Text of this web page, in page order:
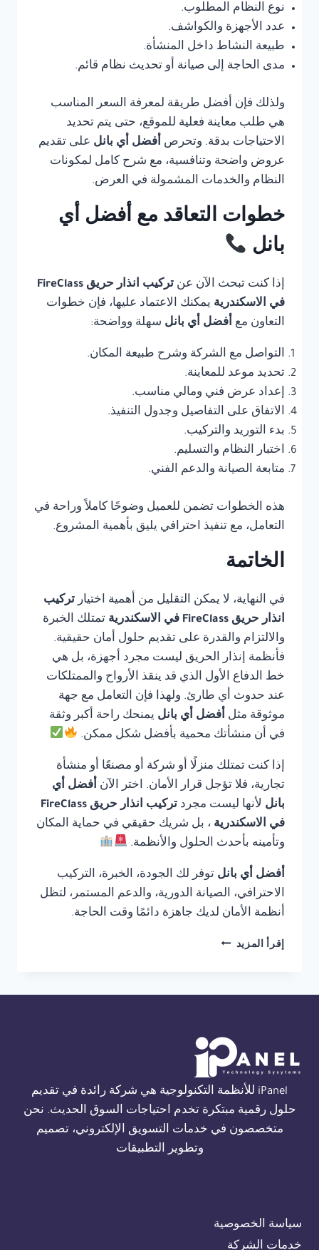
نوع النظام المطلوب.
عدد الأجهزة والكواشف.
طبيعة النشاط داخل المنشأة.
مدى الحاجة إلى صيانة أو تحديث نظام قائم.
ولذلك فإن أفضل طريقة لمعرفة السعر المناسب
هي طلب معاينة فعلية للموقع، حتى يتم تحديد
الاحتياجات بدقة. وتحرص أفضل أي بانل على تقديم
عروض واضحة وتنافسية، مع شرح كامل لمكونات
النظام والخدمات المشمولة في العرض.
خطوات التعاقد مع أفضل أي
بانل
إذا كنت تبحث الآن عن
تركيب انذار حريق FireClass
في الاسكندرية يمكنك الاعتماد عليها، فإن خطوات
التعاون مع أفضل أي بانل سهلة وواضحة:
التواصل مع الشركة وشرح طبيعة المكان.
تحديد موعد للمعاينة.
إعداد عرض فني ومالي مناسب.
الاتفاق على التفاصيل وجدول التنفيذ.
بدء التوريد والتركيب.
اختبار النظام والتسليم.
متابعة الصيانة والدعم الفني.
هذه الخطوات تضمن للعميل وضوحًا كاملاً وراحة في
التعامل، مع تنفيذ احترافي يليق بأهمية المشروع.
الخاتمة
في النهاية، لا يمكن التقليل من أهمية اختيار تركيب
انذار حريق FireClass في الاسكندرية
تمتلك الخبرة
والالتزام والقدرة على تقديم حلول أمان حقيقية.
فأنظمة إنذار الحريق ليست مجرد أجهزة، بل هي
خط الدفاع الأول الذي قد ينقذ الأرواح والممتلكات
عند حدوث أي طارئ. ولهذا فإن التعامل مع جهة
موثوقة مثل أفضل أي بانل يمنحك راحة أكبر وثقة
في أن منشأتك محمية بأفضل شكل ممكن.
إذا كنت تمتلك منزلًا أو شركة أو مصنعًا أو منشأة
تجارية، فلا تؤجل قرار الأمان. اختر الآن أفضل أي
بانل لأنها ليست مجرد
تركيب انذار حريق FireClass
في الاسكندرية ، بل شريك حقيقي في حماية المكان
وتأمينه بأحدث الحلول والأنظمة.
أفضل أي بانل توفر لك الجودة، الخبرة، التركيب
الاحترافي، الصيانة الدورية، والدعم المستمر، لتظل
أنظمة الأمان لديك جاهزة دائمًا وقت الحاجة.
إقرأ المزيد تركيب
01554305486
iPanel للأنظمة التكنولوجية هي شركة رائدة في تقديم
حلول رقمية مبتكرة تخدم احتياجات السوق الحديث. نحن
متخصصون في خدمات التسويق الإلكتروني، تصميم
وتطوير التطبيقات
سياسة الخصوصية
خدمات الشركة